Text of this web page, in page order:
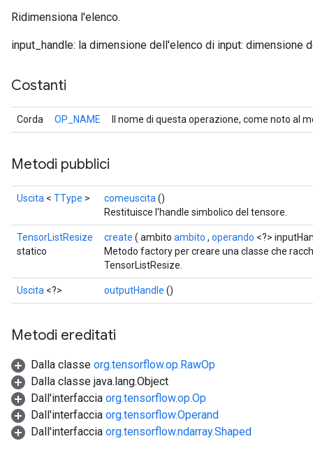
Ridimensiona l'elenco.
input_handle: la dimensione dell'elenco di input: dimensione
Costanti
Corda OP_NAME Il nome di questa operazione, come noto al
Metodi pubblici
Uscita < TType > comeuscita ()
Restituisce l'handle simbolico del tensore.
TensorListResize
statico
create ( ambito ambito , operando <?>
Metodo factory per creare una classe che
TensorListResize.
Uscita <?> outputHandle ()
Metodi ereditati
Dalla classe org.tensorflow.op.RawOp
Dalla classe java.lang.Object
Dall'interfaccia org.tensorflow.op.Op
Dall'interfaccia org.tensorflow.Operand
Dall'interfaccia org.tensorflow.ndarray.Shaped